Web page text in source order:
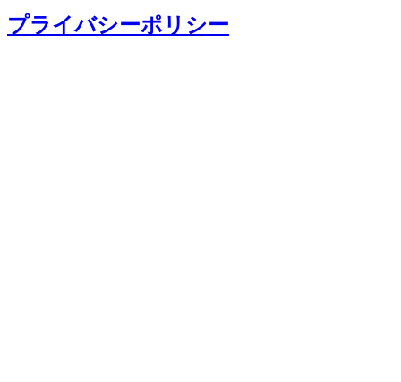
プライバシーポリシー